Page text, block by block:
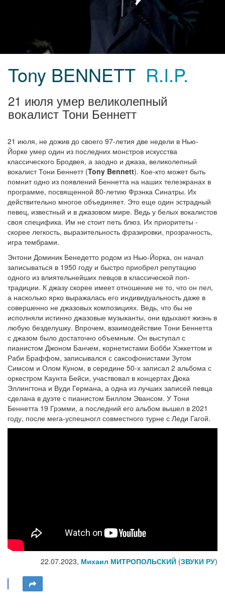
Tony BENNETT R.I.P.
21 июля умер великолепный
вокалист Тони Беннетт
21 июля, не дожив до своего 97-летия две недели в Нью-
Йорке умер один из последних монстров искусства
классического Бродвея, а заодно и джаза, великолепный
вокалист Тони Беннетт (Tony Bennett). Кое-кто может быть
помнит одно из появлений Беннетта на наших телеэкранах в
программе, посвященной 80-летию Фрэнка Синатры. Их
действительно многое объединяет. Это еще один эстрадный
певец, известный и в джазовом мире. Ведь у белых вокалистов
своя специфика. Им не стоит петь блюз. Их приоритеты -
скорее легкость, выразительность фразировки, прозрачность,
игра тембрами.
Энтони Доминик Бенедетто родом из Нью-Йорка, он начал
записываться в 1950 году и быстро приобрел репутацию
одного из влиятельнейших певцов в классической поп-
традиции. К джазу скорее имеет отношение не то, что он пел,
а насколько ярко выражалась его индивидуальность даже в
совершенно не джазовых композициях. Ведь, что бы не
исполняли истинно джазовые музыканты, они вдыхают жизнь в
любую безделушку. Впрочем, взаимодействие Тони Беннетта
с джазом было достаточно объемным. Он выступал с
пианистом Джоном Банчем, корнетистами Бобби Хэккеттом и
Раби Браффом, записывался с саксофонистами Зутом
Симсом и Олом Куном, в середине 50-х записал 2 альбома с
оркестром Каунта Бейси, участвовал в концертах Дюка
Эллингтона и Вуди Германа, а одна из лучших записей певца
сделана в дуэте с пианистом Биллом Эвансом. У Тони
Беннетта 19 Грэмми, а последний его альбом вышел в 2021
году, после мега-успешногл совместного турне с Леди Гагой.
22.07.2023, Михаил МИТРОПОЛЬСКИЙ (ЗВУКИ РУ)